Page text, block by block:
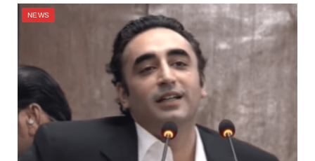
NEWS